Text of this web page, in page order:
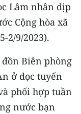
Lâm nhân dịp
Cộng hòa xã
2/9/2023).
Biên phòng
ở dọc tuyến
phối hợp tuần
nước bạn